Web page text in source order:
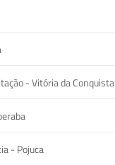
- Vitória da Conquista
- Pojuca